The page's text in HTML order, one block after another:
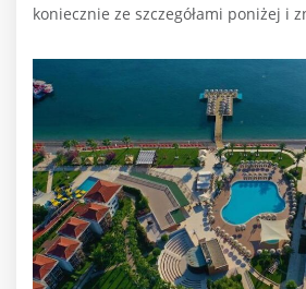
koniecznie ze szczegółami poniżej i